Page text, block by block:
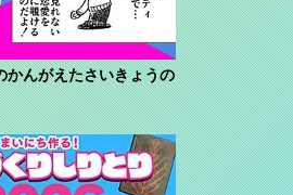
かんがえたさいきょうの